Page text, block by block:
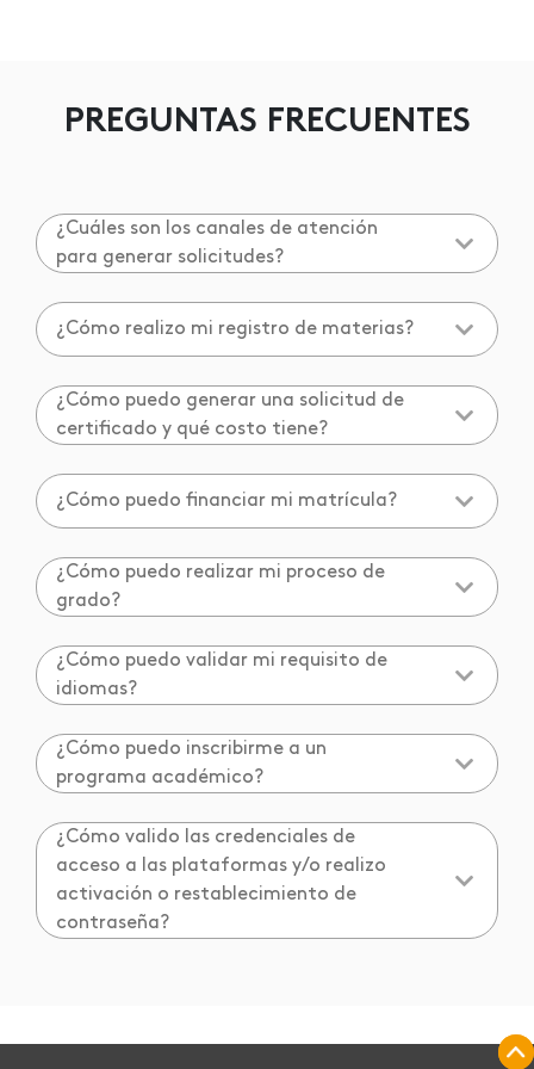
PREGUNTAS FRECUENTES
¿Cuáles son los canales de atención
para generar solicitudes?
¿Cómo realizo mi registro de materias?
¿Cómo puedo generar una solicitud de
certificado y qué costo tiene?
¿Cómo puedo financiar mi matrícula?
¿Cómo puedo realizar mi proceso de
grado?
¿Cómo puedo validar mi requisito de
idiomas?
¿Cómo puedo inscribirme a un
programa académico?
¿Cómo valido las credenciales de
acceso a las plataformas y/o realizo
activación o restablecimiento de
contraseña?